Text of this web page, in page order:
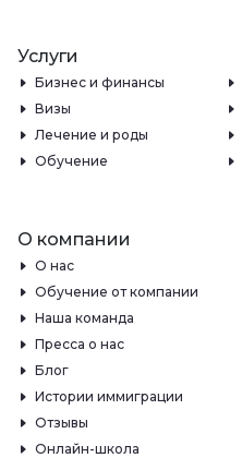
Услуги
Бизнес и финансы
Визы
Лечение и роды
Обучение
О компании
О нас
Обучение от компании
Наша команда
Пресса о нас
Блог
Истории иммиграции
Отзывы
Онлайн-школа